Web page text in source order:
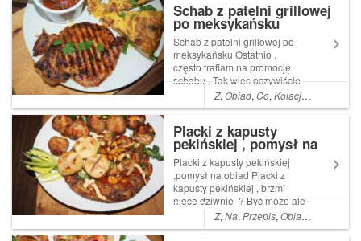
naprawdę boskie .
Dodatkowym Read More ...
Artykuł Smażone brokuły z
pateln...
Schab z patelni grillowej
po meksykańsku
Schab z patelni grillowej po
meksykańsku Ostatnio ,
często trafiam na promocję
schabu . Tak więc oczywiście
skuszona ceną , nabyłam
trochę tego szlachetnego
Read More ... Artykuł Schab z
patelni grillowej po
meksykańsku pochod...
Z,Obiad,Co,Kolacja ,
Placki z kapusty
pekińskiej , pomysł na
obiad
Placki z kapusty pekińskiej
,pomysł na obiad Placki z
kapusty pekińskiej , brzmi
nieco dziwnie ? Być może ale
na pewno jest to pyszne
danie . Zainspirowane
Z,Na,Przepis,Obiad ,